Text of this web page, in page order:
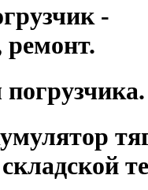
-
ремонт.